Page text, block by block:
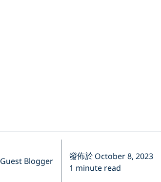
Guest Blogger
發佈於 October 8, 2023
1 minute read